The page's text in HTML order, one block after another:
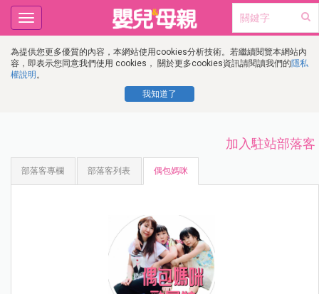
為提供您更多優質的內容，本網站使用cookies分析技術。若繼續閱覽本網站內
容，即表示您同意我們使用 cookies， 關於更多cookies資訊請閱讀我們的隱私
權說明 。
我知道了
Toggle
navigation
加入駐站部落客
部落客專欄 部落客列表 偶包媽咪